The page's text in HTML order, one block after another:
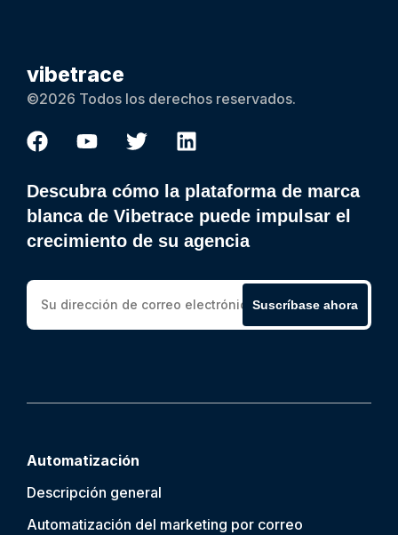
vibetrace
©2026 Todos los derechos reservados.
Descubra cómo la plataforma de marca
blanca de Vibetrace puede impulsar el
crecimiento de su agencia
Suscríbase ahora
Automatización
Descripción general
Automatización del marketing por correo